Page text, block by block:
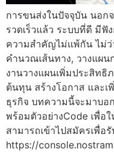
การขนส่งในปัจจุบัน นอก
รวดเร็วแล้ว ระบบที่ดี มี
ความสำคัญไม่แพ้กัน ไม่ว่
คำนวณเส้นทาง, วางแผ
งานวางแผนเพิ่มประสิทธิ
ต้นทุน สร้างโอกาส และ
ธุรกิจ บทความนี้จะมาบอ
พร้อมตัวอย่างCode เพื่อ
สามารถเข้าไปสมัครเพื่อ
https://